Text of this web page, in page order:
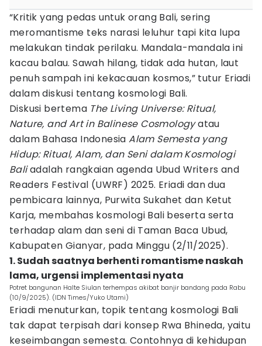
“Kritik yang pedas untuk orang Bali, sering
meromantisme teks narasi leluhur tapi kita lupa
melakukan tindak perilaku. Mandala-mandala ini
kacau balau. Sawah hilang, tidak ada hutan, laut
penuh sampah ini kekacauan kosmos,” tutur Eriadi
dalam diskusi tentang kosmologi Bali.
Diskusi bertema The Living Universe: Ritual,
Nature, and Art in Balinese Cosmologyatau
dalam Bahasa IndonesiaAlam Semesta yang
Hidup: Ritual, Alam, dan Seni dalam Kosmologi
Baliadalah rangkaian agenda Ubud Writers and
Readers Festival (UWRF) 2025. Eriadi dan dua
pembicara lainnya, Purwita Sukahet dan Ketut
Karja, membahas kosmologi Bali beserta serta
terhadap alam dan seni di Taman Baca Ubud,
Kabupaten Gianyar, pada Minggu (2/11/2025).
1. Sudah saatnya berhenti romantisme naskah
lama, urgensi implementasi nyata
Potret bangunan Halte Siulan terhempas akibat banjir bandang pada Rabu
(10/9/2025). (IDN Times/Yuko Utami)
Eriadi menuturkan, topik tentang kosmologi Bali
tak dapat terpisah dari konsep Rwa Bhineda, yaitu
keseimbangan semesta. Contohnya di kehidupan